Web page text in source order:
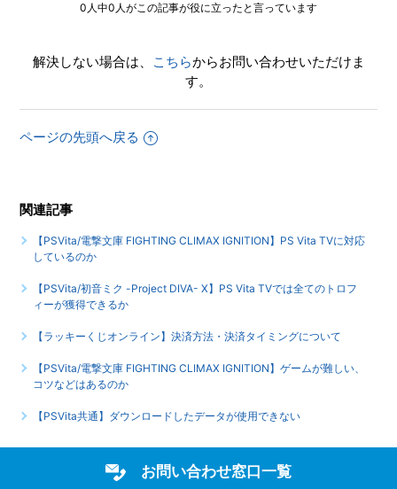
【PSVita/電撃文庫 FIGHTING CLIMAX IGNITION】難易度
【PSVita/電撃文庫 FIGHTING CLIMAX IGNITION】ネット
【PSVita/電撃文庫 FIGHTING CLIMAX IGNITION】インタ
ーネットプレイ対応しているのか
0人中0人がこの記事が役に立ったと言っています
解決しない場合は、 こちらからお問い合わせいただけま
す。
ページの先頭へ戻る
関連記事
【PSVita/電撃文庫 FIGHTING CLIMAX IGNITION】PS Vita TVに対応
しているのか
【PSVita/初音ミク -Project DIVA- X】PS Vita TVでは全てのトロフ
ィーが獲得できるか
【ラッキーくじオンライン】決済方法・決済タイミングについて
【PSVita/電撃文庫 FIGHTING CLIMAX IGNITION】ゲームが難しい、
コツなどはあるのか
【PSVita共通】ダウンロードしたデータが使用できない
お問い合わせ窓口一覧